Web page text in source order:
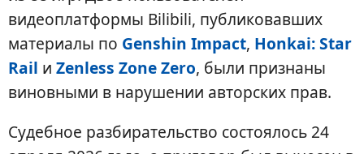
видеоплатформы Bilibili, публиковавших
материалы по Genshin Impact, Honkai: Star
Rail и Zenless Zone Zero, были признаны
виновными в нарушении авторских прав.
Судебное разбирательство состоялось 24